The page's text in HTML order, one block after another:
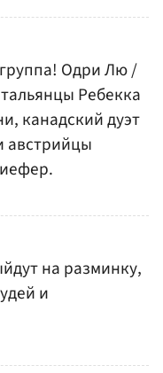
Одри Лю /
Ребекка
канадский дуэт
австрийцы
на разминку,
и